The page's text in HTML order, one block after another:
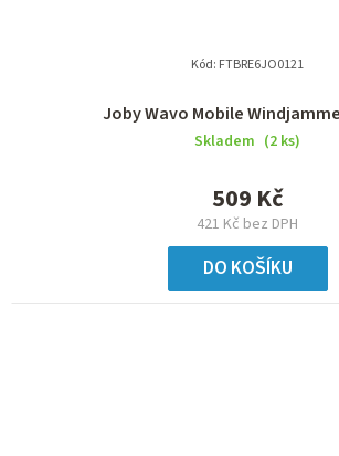
Joby Wavo Mobile
Skladem (2 ks)
421 Kč bez DPH
509 Kč
DO KOŠÍKU
Kód: FTBRE6JO0121